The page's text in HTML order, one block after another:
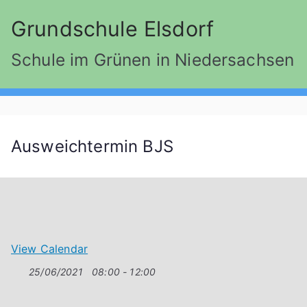
InhaltGrundschule Elsdorf
Schule im Grünen in Niedersachsen
Ausweichtermin BJS
View Calendar
25/06/2021 08:00 - 12:00